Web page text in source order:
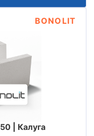
BONOLIT
| Калуга